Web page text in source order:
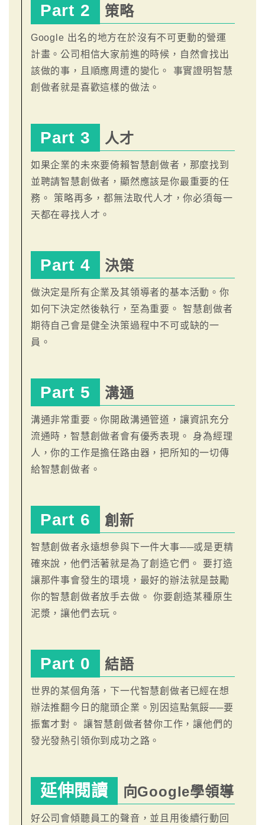
Part 2 策略
Google 出名的地方在於沒有不可更動的營運
計畫。公司相信大家前進的時候，自然會找出
該做的事，且順應周遭的變化。 事實證明智慧
創做者就是喜歡這樣的做法。
Part 3 人才
如果企業的未來要倚賴智慧創做者，那麼找到
並聘請智慧創做者，顯然應該是你最重要的任
務。 策略再多，都無法取代人才，你必須每一
天都在尋找人才。
Part 4 決策
做決定是所有企業及其領導者的基本活動。你
如何下決定然後執行，至為重要。 智慧創做者
期待自己會是健全決策過程中不可或缺的一
員。
Part 5 溝通
溝通非常重要。你開啟溝通管道，讓資訊充分
流通時，智慧創做者會有優秀表現。 身為經理
人，你的工作是擔任路由器，把所知的一切傳
給智慧創做者。
Part 6 創新
智慧創做者永遠想參與下一件大事──或是更精
確來說，他們活著就是為了創造它們。 要打造
讓那件事會發生的環境，最好的辦法就是鼓勵
你的智慧創做者放手去做。 你要創造某種原生
泥漿，讓他們去玩。
Part 0 結語
世界的某個角落，下一代智慧創做者已經在想
辦法推翻今日的龍頭企業。別因這點氣餒──要
振奮才對。 讓智慧創做者替你工作，讓他們的
發光發熱引領你到成功之路。
延伸閱讀 向Google學領導
好公司會傾聽員工的聲音，並且用後續行動回